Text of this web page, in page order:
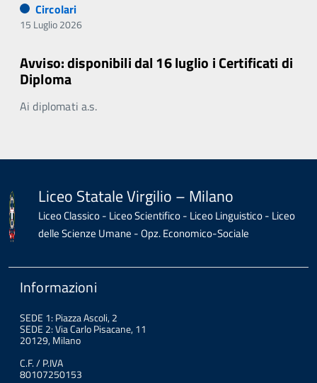
Circolari
15 Luglio 2026
Avviso: disponibili dal 16 luglio i Certificati di
Diploma
Ai diplomati a.s.
Liceo Statale Virgilio – Milano
Liceo Classico - Liceo Scientifico - Liceo Linguistico - Liceo
delle Scienze Umane - Opz. Economico-Sociale
Informazioni
SEDE 1: Piazza Ascoli, 2
SEDE 2: Via Carlo Pisacane, 11
20129, Milano
C.F. / P.IVA
80107250153